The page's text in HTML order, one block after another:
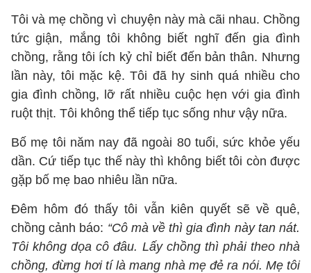
Tôi và mẹ chồng vì chuyện này mà cãi nhau. Chồng
tức giận, mắng tôi không biết nghĩ đến gia đình
chồng, rằng tôi ích kỷ chỉ biết đến bản thân. Nhưng
lần này, tôi mặc kệ. Tôi đã hy sinh quá nhiều cho
gia đình chồng, lỡ rất nhiều cuộc hẹn với gia đình
ruột thịt. Tôi không thể tiếp tục sống như vậy nữa.
Bố mẹ tôi năm nay đã ngoài 80 tuổi, sức khỏe yếu
dần. Cứ tiếp tục thế này thì không biết tôi còn được
gặp bố mẹ bao nhiêu lần nữa.
Đêm hôm đó thấy tôi vẫn kiên quyết sẽ về quê,
chồng cảnh báo: “Cô mà về thì gia đình này tan nát.
Tôi không dọa cô đâu. Lấy chồng thì phải theo nhà
chồng, đừng hơi tí là mang nhà mẹ đẻ ra nói. Mẹ tôi